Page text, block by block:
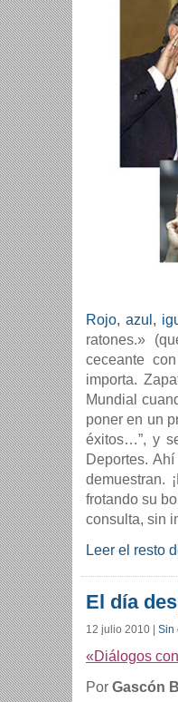
Rojo, azul,
ratones.»
ceceante
importa.
Mundial
poner en un
éxitos…”, y
Deportes.
demuestran.
frotando su
consulta, sin
Leer el resto
El día
12 julio 2010 | Sin
«Diálogos
Por Gascón